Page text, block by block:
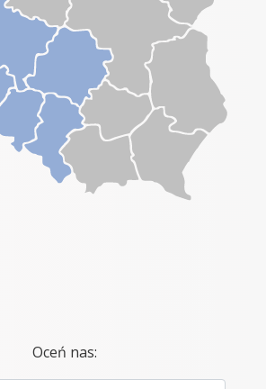
Oceń nas: